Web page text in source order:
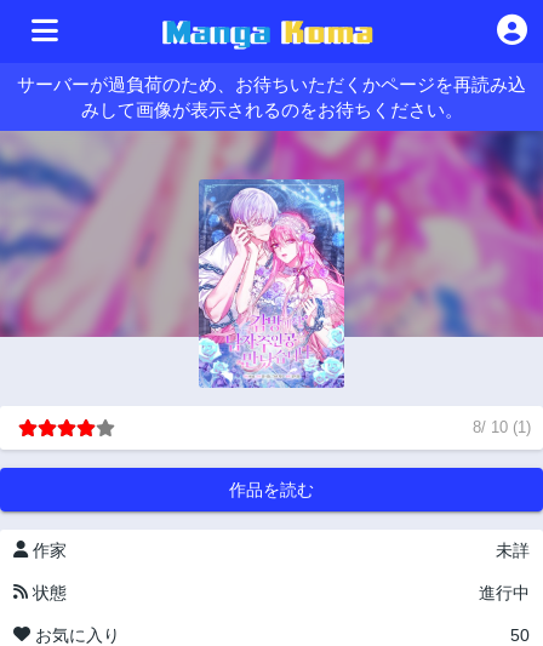
サーバーが過負荷のため、お待ちいただくかページを再読み込
みして画像が表示されるのをお待ちください。
8/ 10 (1)
作品を読む
作家 未詳
状態 進行中
お気に入り 50